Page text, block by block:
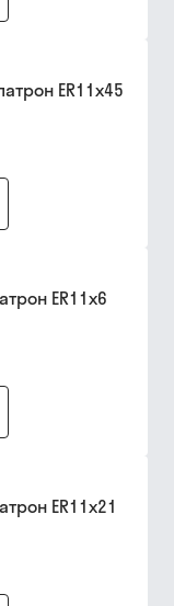
ER11x45
ER11x6
ER11x21